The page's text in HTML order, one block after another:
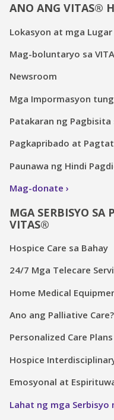
ANO ANG VITAS®
Lokasyon at mga Lugar
Mag-boluntaryo sa
Newsroom
Mga Impormasyon
Patakaran ng Pagbisita
Pagkapribado at
Paunawa ng Hindi
Mag-donate
MGA SERBISYO SA
VITAS®
Hospice Care sa Bahay
24/7 Mga Telecare
Home Medical
Ano ang Palliative Care?
Personalized Care
Hospice
Emosyonal at
Lahat ng mga Serbisyo